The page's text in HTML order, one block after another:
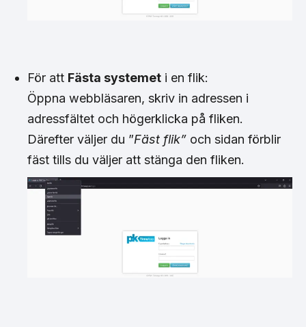
För att Fästa systemet i en flik:
Öppna webbläsaren, skriv in adressen i
adressfältet och högerklicka på fliken.
Därefter väljer du ”Fäst flik” och sidan förblir
fäst tills du väljer att stänga den fliken.